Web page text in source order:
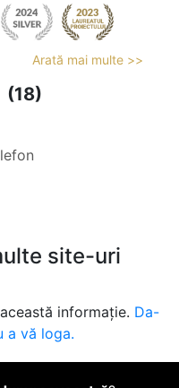
Arată mai multe >>
(18)
site-uri
informație. Da-
a vă loga.